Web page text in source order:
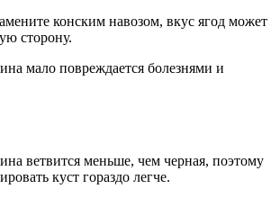
конским навозом, вкус ягод может
сторону.
мало повреждается болезнями и
ветвится меньше, чем черная, поэтому
куст гораздо легче.